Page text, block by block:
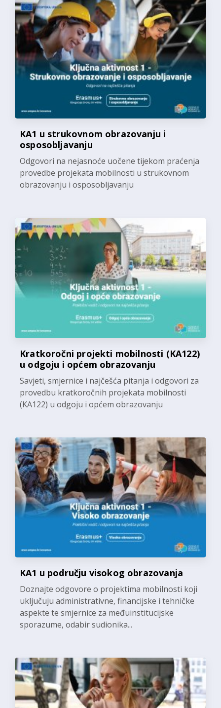
KA1 u strukovnom obrazovanju i
osposobljavanju
Odgovori na nejasnoće uočene tijekom praćenja
provedbe projekata mobilnosti u strukovnom
obrazovanju i osposobljavanju
Kratkoročni projekti mobilnosti (KA122)
u odgoju i općem obrazovanju
Savjeti, smjernice i najčešća pitanja i odgovori za
provedbu kratkoročnih projekata mobilnosti
(KA122) u odgoju i općem obrazovanju
KA1 u području visokog obrazovanja
Doznajte odgovore o projektima mobilnosti koji
uključuju administrativne, financijske i tehničke
aspekte te smjernice za međuinstitucijske
sporazume, odabir sudionika...